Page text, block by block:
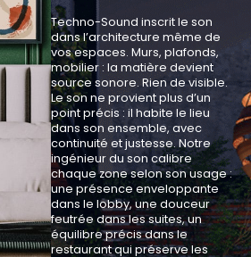
Techno-Sound inscrit le son
dans l’architecture même de
vos espaces. Murs, plafonds,
mobilier : la matière devient
source sonore. Rien de visible.
Le son ne provient plus d’un
point précis : il habite le lieu
dans son ensemble, avec
continuité et justesse. Notre
ingénieur du son calibre
chaque zone selon son usage :
une présence enveloppante
dans le lobby, une douceur
feutrée dans les suites, un
équilibre précis dans le
restaurant qui préserve les